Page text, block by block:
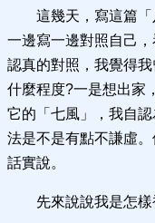
這幾天，寫這篇
一邊寫一邊對照自己
認真的對照，我覺得
什麼程度?一是想出家
它的「七風」，我自
法是不是有點不謙虛
話實說。
先來說說我是怎樣